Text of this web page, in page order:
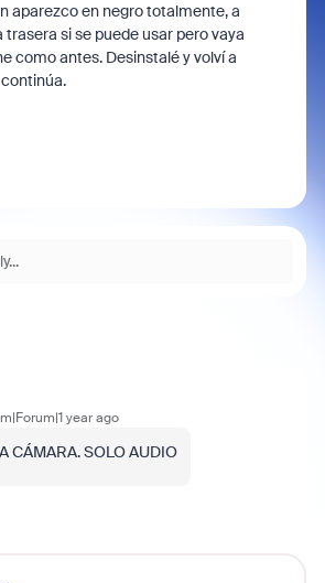
aparezco en negro totalmente, a
si se puede usar pero vaya
como antes. Desinstalé y volví a
year ago
CÁMARA. SOLO AUDIO